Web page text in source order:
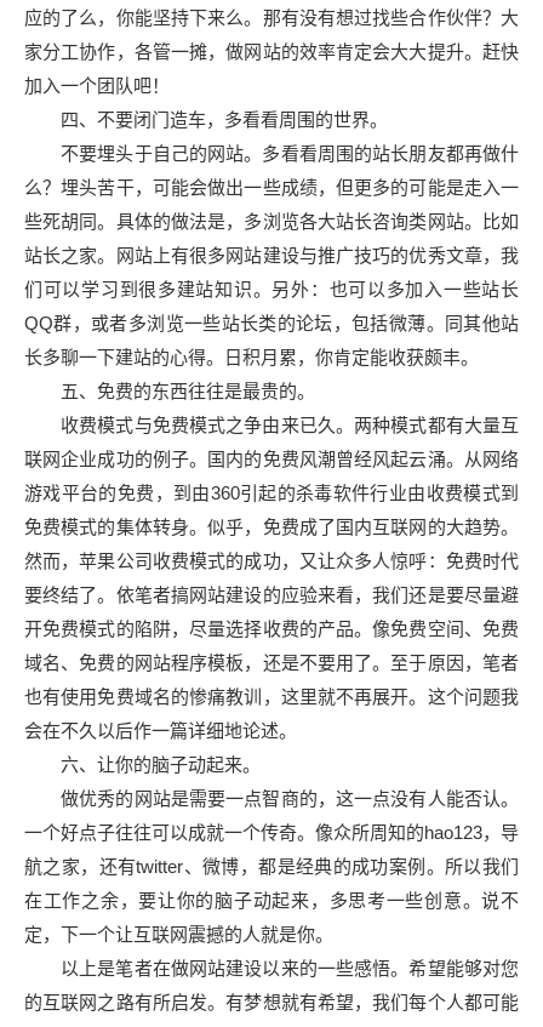
应的了么，你能坚持下来么。那有没有想过找些合作伙伴？大
家分工协作，各管一摊，做网站的效率肯定会大大提升。赶快
加入一个团队吧！
四、不要闭门造车，多看看周围的世界。
不要埋头于自己的网站。多看看周围的站长朋友都再做什
么？埋头苦干，可能会做出一些成绩，但更多的可能是走入一
些死胡同。具体的做法是，多浏览各大站长咨询类网站。比如
站长之家。网站上有很多网站建设与推广技巧的优秀文章，我
们可以学习到很多建站知识。另外：也可以多加入一些站长
QQ群，或者多浏览一些站长类的论坛，包括微薄。同其他站
长多聊一下建站的心得。日积月累，你肯定能收获颇丰。
五、免费的东西往往是最贵的。
收费模式与免费模式之争由来已久。两种模式都有大量互
联网企业成功的例子。国内的免费风潮曾经风起云涌。从网络
游戏平台的免费，到由360引起的杀毒软件行业由收费模式到
免费模式的集体转身。似乎，免费成了国内互联网的大趋势。
然而，苹果公司收费模式的成功，又让众多人惊呼：免费时代
要终结了。依笔者搞网站建设的应验来看，我们还是要尽量避
开免费模式的陷阱，尽量选择收费的产品。像免费空间、免费
域名、免费的网站程序模板，还是不要用了。至于原因，笔者
也有使用免费域名的惨痛教训，这里就不再展开。这个问题我
会在不久以后作一篇详细地论述。
六、让你的脑子动起来。
做优秀的网站是需要一点智商的，这一点没有人能否认。
一个好点子往往可以成就一个传奇。像众所周知的hao123，导
航之家，还有twitter、微博，都是经典的成功案例。所以我们
在工作之余，要让你的脑子动起来，多思考一些创意。说不
定，下一个让互联网震撼的人就是你。
以上是笔者在做网站建设以来的一些感悟。希望能够对您
的互联网之路有所启发。有梦想就有希望，我们每个人都可能